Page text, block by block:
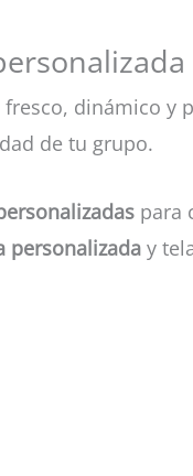
dinámico y
de tu grupo.
para
personalizada y